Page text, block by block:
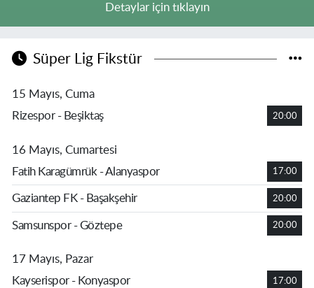
Detaylar için tıklayın
Süper Lig Fikstür
15 Mayıs, Cuma
Rizespor - Beşiktaş
20:00
16 Mayıs, Cumartesi
Fatih Karagümrük - Alanyaspor
17:00
Gaziantep FK - Başakşehir 20:00
Samsunspor - Göztepe 20:00
17 Mayıs, Pazar
Kayserispor - Konyaspor
17:00